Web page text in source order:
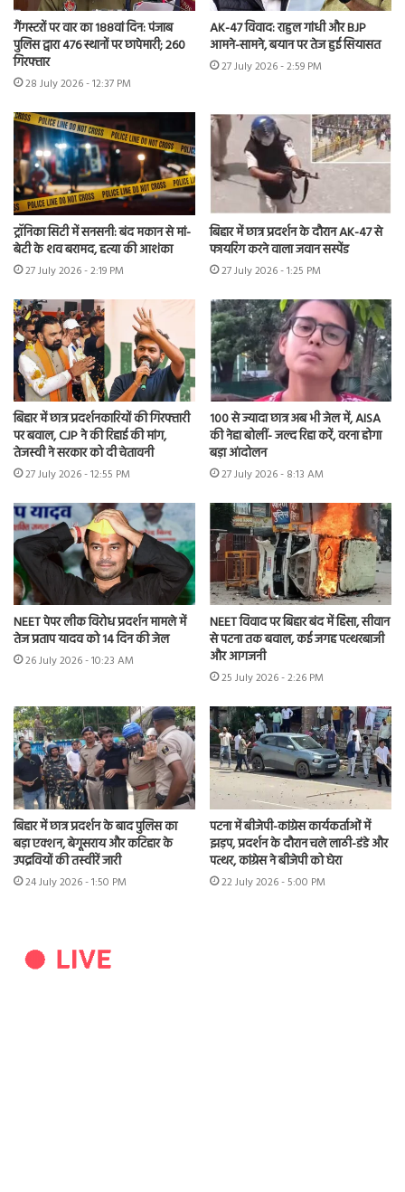
गैंगस्टरों पर वार का 188वां दिन: पंजाब
पुलिस द्वारा 476 स्थानों पर छापेमारी; 260
गिरफ्तार
28 July 2026 - 12:37 PM
AK-47 विवाद: राहुल गांधी और BJP
आमने-सामने, बयान पर तेज हुई सियासत
27 July 2026 - 2:59 PM
ट्रॉनिका सिटी में सनसनी: बंद मकान से मां-
बेटी के शव बरामद, हत्या की आशंका
27 July 2026 - 2:19 PM
बिहार में छात्र प्रदर्शन के दौरान AK-47 से
फायरिंग करने वाला जवान सस्पेंड
27 July 2026 - 1:25 PM
बिहार में छात्र प्रदर्शनकारियों की गिरफ्तारी
पर बवाल, CJP ने की रिहाई की मांग,
तेजस्वी ने सरकार को दी चेतावनी
27 July 2026 - 12:55 PM
100 से ज्यादा छात्र अब भी जेल में, AISA
की नेहा बोलीं- जल्द रिहा करें, वरना होगा
बड़ा आंदोलन
27 July 2026 - 8:13 AM
NEET पेपर लीक विरोध प्रदर्शन मामले में
तेज प्रताप यादव को 14 दिन की जेल
26 July 2026 - 10:23 AM
NEET विवाद पर बिहार बंद में हिंसा, सीवान
से पटना तक बवाल, कई जगह पत्थरबाजी
और आगजनी
25 July 2026 - 2:26 PM
बिहार में छात्र प्रदर्शन के बाद पुलिस का
बड़ा एक्शन, बेगूसराय और कटिहार के
उपद्रवियों की तस्वीरें जारी
24 July 2026 - 1:50 PM
पटना में बीजेपी-कांग्रेस कार्यकर्ताओं में
झड़प, प्रदर्शन के दौरान चले लाठी-डंडे और
पत्थर, कांग्रेस ने बीजेपी को घेरा
22 July 2026 - 5:00 PM